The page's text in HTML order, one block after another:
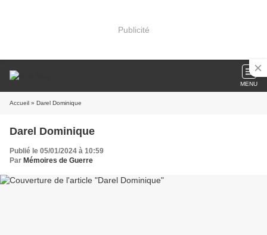
Publicité
MENU
Accueil » Darel Dominique
Darel Dominique
Publié le 05/01/2024 à 10:59
Par Mémoires de Guerre